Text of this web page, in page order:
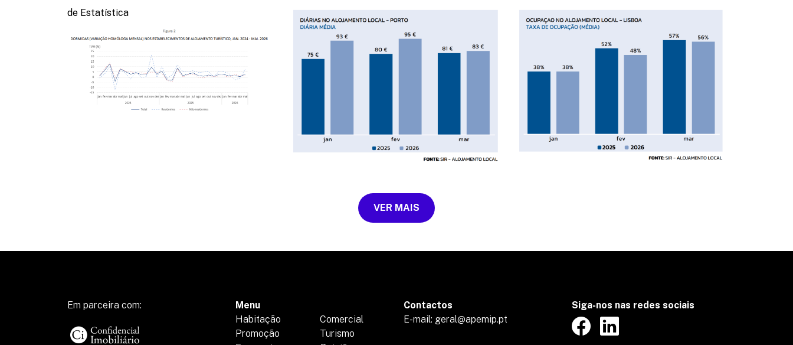
de Estatística
VER MAIS
Em parceira com:
Menu
Habitação
Comercial
Promoção
Turismo
Contactos
E-mail: geral@apemip.pt
Siga-nos nas redes sociais